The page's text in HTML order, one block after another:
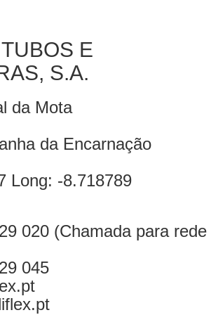
E
S.A.
da Mota
da Encarnação
Long: -8.718789
020 (Chamada para rede
045